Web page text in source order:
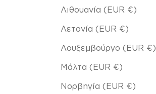
Λιθουανία (EUR €)
Λετονία (EUR €)
Λουξεμβούργο (EUR €)
Μάλτα (EUR €)
Νορβηγία (EUR €)